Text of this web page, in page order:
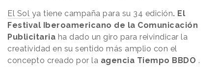
El Sol ya tiene campaña para su 34 edición. El
Festival Iberoamericano de la Comunicación
Publicitaria ha dado un giro para reivindicar la
creatividad en su sentido más amplio con el
concepto creado por la agencia Tiempo BBDO .